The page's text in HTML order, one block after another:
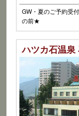
GW・夏のご予約受
の前★
ハツカ石温泉